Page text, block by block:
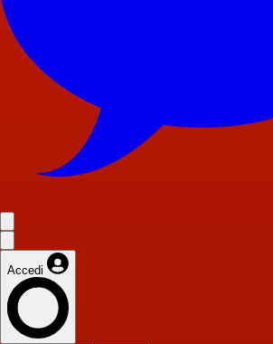
Accedi